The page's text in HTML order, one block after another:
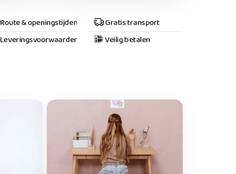
Route & openingstijden
Leveringsvoorwaarden
Gratis transport
Veilig betalen